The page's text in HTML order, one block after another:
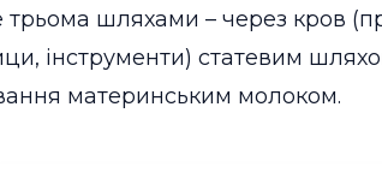
шляхами – через кров
інструменти) статевим
материнським молоком.